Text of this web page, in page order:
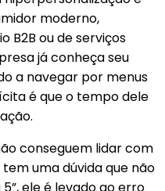
moderno,
B2B ou de serviços
já conheça seu
a navegar por menus
é que o tempo dele
conseguem lidar com
uma dúvida que não